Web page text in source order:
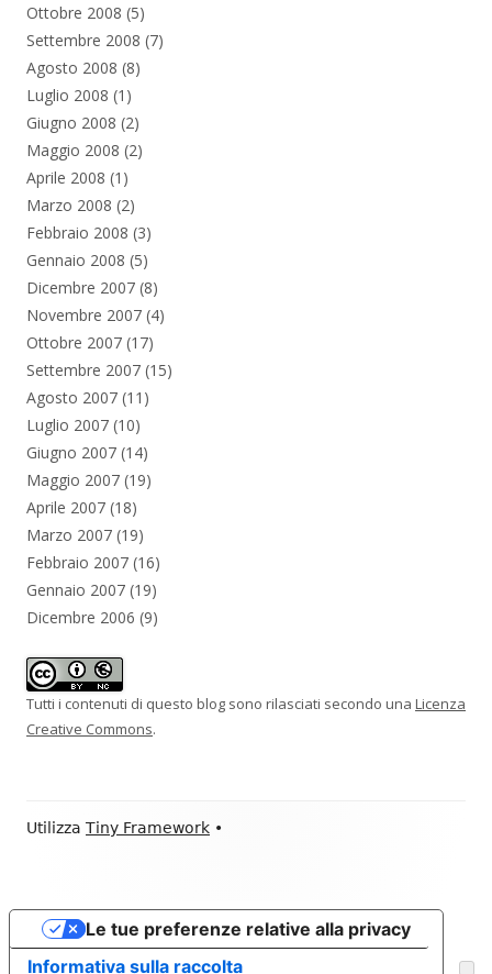
Ottobre 2008 (5)
Settembre 2008 (7)
Agosto 2008 (8)
Luglio 2008 (1)
Giugno 2008 (2)
Maggio 2008 (2)
Aprile 2008 (1)
Marzo 2008 (2)
Febbraio 2008 (3)
Gennaio 2008 (5)
Dicembre 2007 (8)
Novembre 2007 (4)
Ottobre 2007 (17)
Settembre 2007 (15)
Agosto 2007 (11)
Luglio 2007 (10)
Giugno 2007 (14)
Maggio 2007 (19)
Aprile 2007 (18)
Marzo 2007 (19)
Febbraio 2007 (16)
Gennaio 2007 (19)
Dicembre 2006 (9)
Tutti i contenuti di questo blog sono rilasciati secondo una Licenza
Creative Commons.
Contenuto
pagina
Utilizza Tiny Framework •
Informativa sulla raccolta
Le tue preferenze relative alla privacy